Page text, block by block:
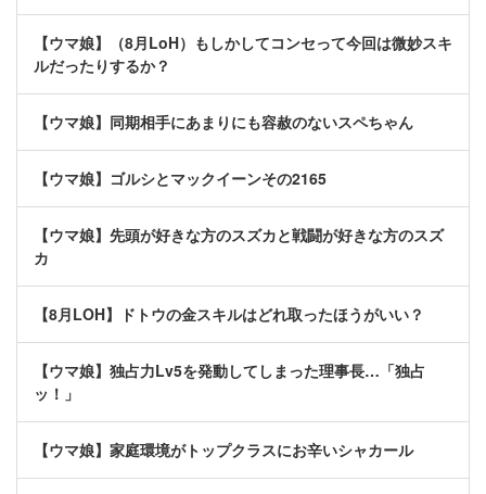
【ウマ娘】（8月LoH）もしかしてコンセって今回は微妙スキ
ルだったりするか？
【ウマ娘】同期相手にあまりにも容赦のないスペちゃん
【ウマ娘】ゴルシとマックイーンその2165
【ウマ娘】先頭が好きな方のスズカと戦闘が好きな方のスズ
カ
【8月LOH】ドトウの金スキルはどれ取ったほうがいい？
【ウマ娘】独占力Lv5を発動してしまった理事長…「独占
ッ！」
【ウマ娘】家庭環境がトップクラスにお辛いシャカール